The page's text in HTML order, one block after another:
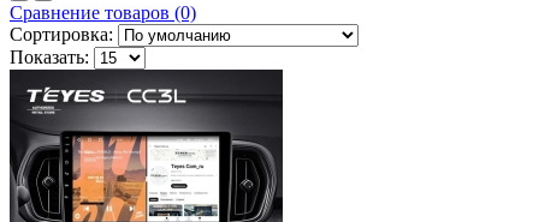
Сравнение товаров (0)
Сортировка:
Показать: